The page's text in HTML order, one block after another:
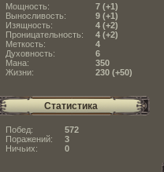
Мощность: 7 (+1)
Выносливость:
9 (+1)
Изящность:
4 (+2)
Проницательность:
4 (+2)
Меткость:
4
Духовность:
6
Мана:
350
Жизни:
230 (+50)
Статистика
Побед:
572
Поражений:
3
Ничьих:
0